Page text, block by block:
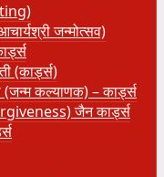
जन्मोत्सव)
(कार्ड्स)
(जन्म कल्याणक) – कार्ड्स
जैन कार्ड्स